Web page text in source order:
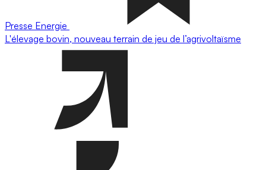
Presse Energie
L'élevage bovin, nouveau terrain de jeu de l’agrivoltaïsme